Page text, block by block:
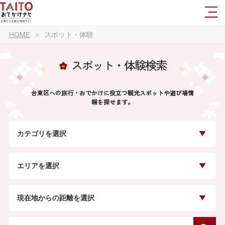
HOME スポット・体験
スポット・体験検索
台東区への旅行・おでかけに役立つ観光スポットや遊び場情
報を探せます。
カテゴリを選択
エリアを選択
現在地からの距離を選択